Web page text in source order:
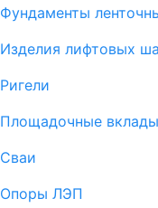
Фундаменты
Изделия лифтовых
Ригели
Площадочные
Сваи
Опоры ЛЭП